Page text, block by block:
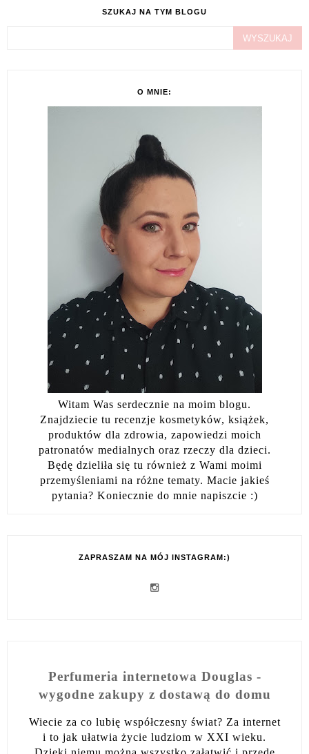
SZUKAJ NA TYM BLOGU
O MNIE:
Witam Was serdecznie na moim blogu.
Znajdziecie tu recenzje kosmetyków, książek,
produktów dla zdrowia, zapowiedzi moich
patronatów medialnych oraz rzeczy dla dzieci.
Będę dzieliła się tu również z Wami moimi
przemyśleniami na różne tematy. Macie jakieś
pytania? Koniecznie do mnie napiszcie :)
ZAPRASZAM NA MÓJ INSTAGRAM:)
Perfumeria internetowa Douglas -
wygodne zakupy z dostawą do domu
Wiecie za co lubię współczesny świat? Za internet
i to jak ułatwia życie ludziom w XXI wieku.